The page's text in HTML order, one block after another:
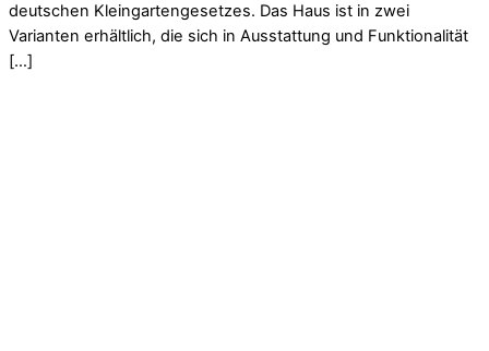
deutschen Kleingartengesetzes. Das Haus ist in zwei
Varianten erhältlich, die sich in Ausstattung und Funktionalität
[…]